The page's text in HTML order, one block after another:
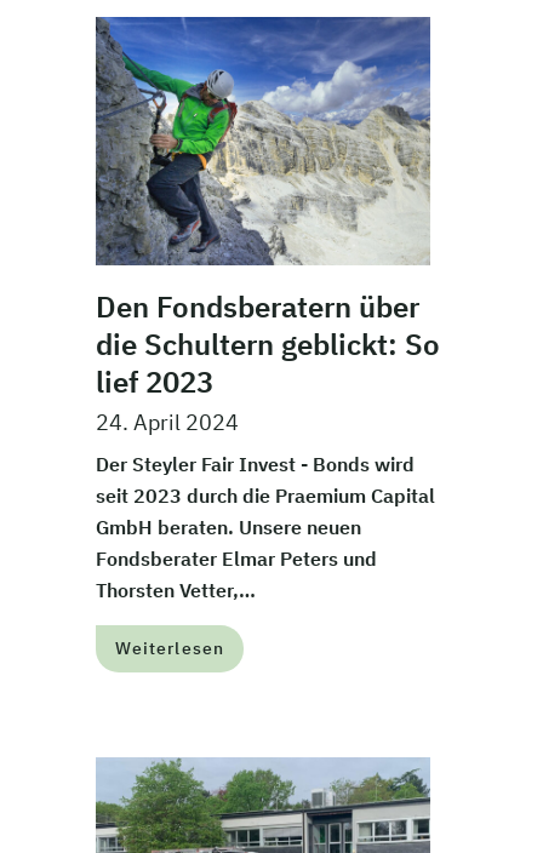
Den Fondsberatern über
die Schultern geblickt: So
lief 2023
24. April 2024
Der Steyler Fair Invest - Bonds wird
seit 2023 durch die Praemium Capital
GmbH beraten. Unsere neuen
Fondsberater Elmar Peters und
Thorsten Vetter,…
Weiterlesen